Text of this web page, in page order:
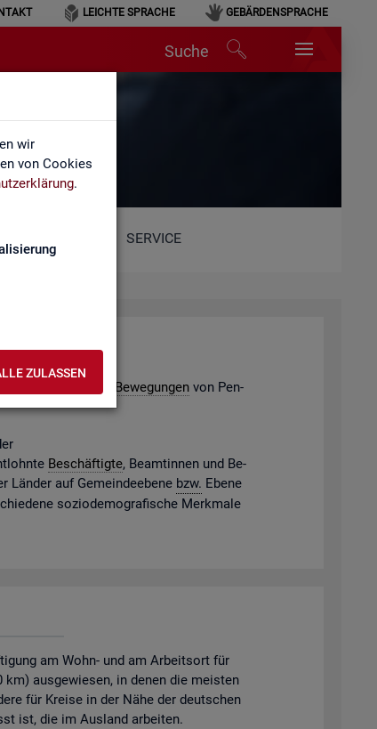
wir
von Cookies
.
ZULASSEN
LEICHTE SPRACHE GEBÄRDENSPRACHE
Suche
SERVICE
po­ten­ti­el­len Be­we­gun­genvon Pen­
Be­schäf­tig­te, Be­am­tin­nen und Be­
Län­der auf Ge­mein­de­ebe­ne bzw. Ebene
so­zio­de­mo­gra­fi­sche Merk­ma­le
am Wohn- und am Arbeitsort für
ausgewiesen, in denen die meisten
für Kreise in der Nähe der deutschen
ist, die im Ausland arbeiten.